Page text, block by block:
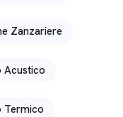
Zanzariere
Acustico
Termico